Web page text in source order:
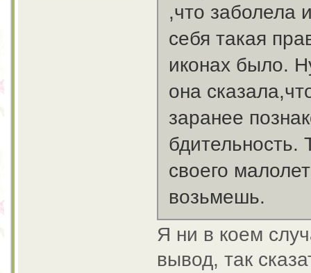
,что заболела
себя такая
иконах было.
она
заранее
своего
возьмешь.
Я ни в коем
вывод, так